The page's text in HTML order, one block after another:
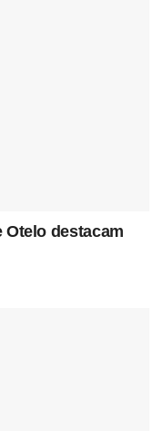
Otelo destacam